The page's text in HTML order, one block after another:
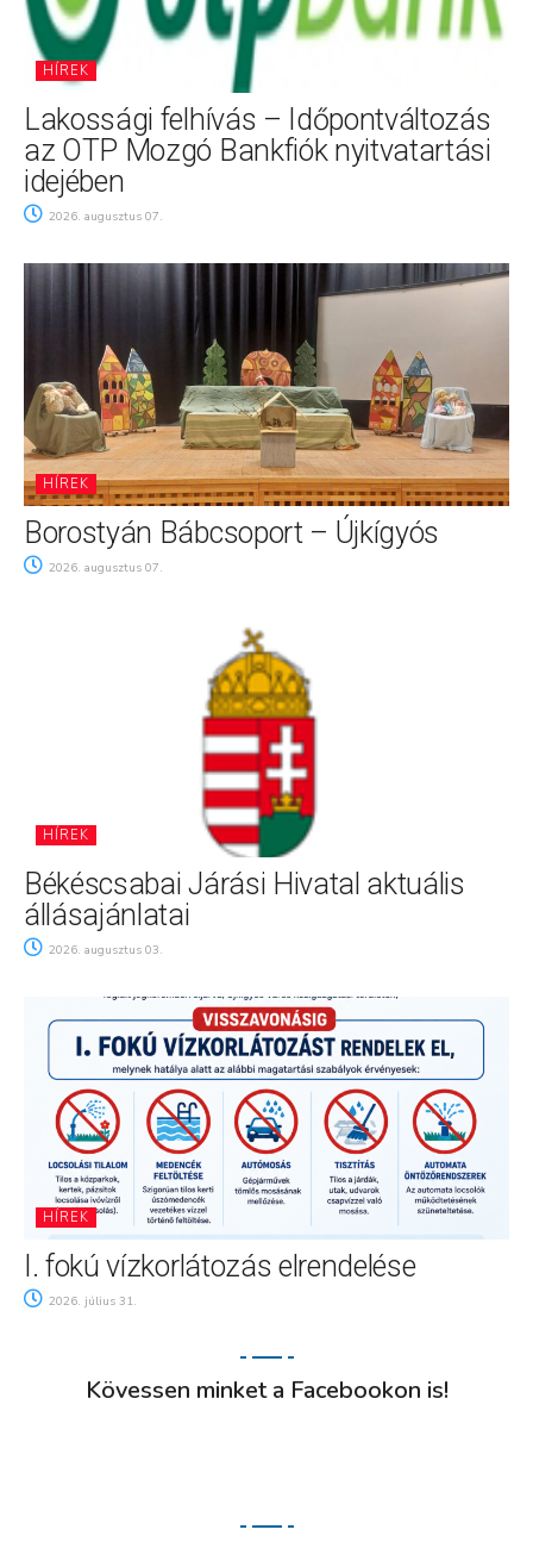
HÍREK
Lakossági felhívás – Időpontváltozás
az OTP Mozgó Bankfiók nyitvatartási
idejében
2026. augusztus 07.
HÍREK
Borostyán Bábcsoport – Újkígyós
2026. augusztus 07.
HÍREK
Békéscsabai Járási Hivatal aktuális
állásajánlatai
2026. augusztus 03.
HÍREK
I. fokú vízkorlátozás elrendelése
2026. július 31.
Kövessen minket a Facebookon is!